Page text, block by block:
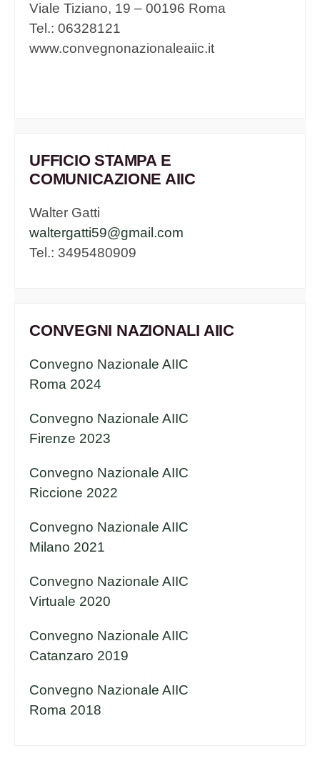
Viale Tiziano, 19 – 00196 Roma
Tel.: 06328121
www.convegnonazionaleaiic.it
UFFICIO STAMPA E
COMUNICAZIONE AIIC
Walter Gatti
waltergatti59@gmail.com
Tel.: 3495480909
CONVEGNI NAZIONALI AIIC
Convegno Nazionale AIIC
Roma 2024
Convegno Nazionale AIIC
Firenze 2023
Convegno Nazionale AIIC
Riccione 2022
Convegno Nazionale AIIC
Milano 2021
Convegno Nazionale AIIC
Virtuale 2020
Convegno Nazionale AIIC
Catanzaro 2019
Convegno Nazionale AIIC
Roma 2018